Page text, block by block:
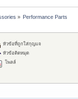
» Performance Parts
หัวข้อที่ถูกใส่กุญแจ
หัวข้อติดหมุด
โพลล์